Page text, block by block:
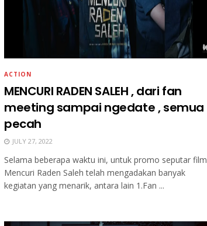
ACTION
MENCURI RADEN SALEH , dari fan
meeting sampai ngedate , semua
pecah
JULY 27, 2022
Selama beberapa waktu ini, untuk promo seputar film
Mencuri Raden Saleh telah mengadakan banyak
kegiatan yang menarik, antara lain 1.Fan ...